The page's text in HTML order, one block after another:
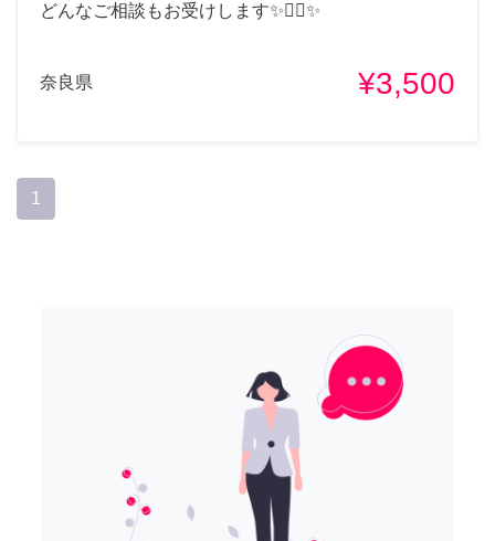
どんなご相談もお受けします✨🧚‍♀️✨
奈良県 ¥3,500
1